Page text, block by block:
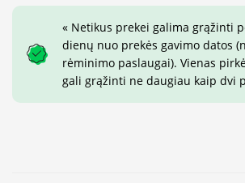
« Netikus prekei galima grąžinti
dienų nuo prekės gavimo datos
rėminimo paslaugai). Vienas
gali grąžinti ne daugiau kaip dvi